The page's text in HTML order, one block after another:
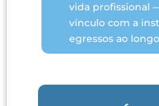
vida profissional
vínculo com a
egressos ao